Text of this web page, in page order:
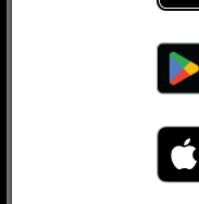
Давайте подведем
сколько интересных
новый, 8-
который